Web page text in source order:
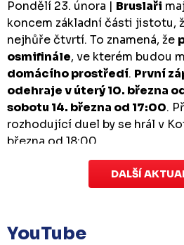
Pondělí 23. února | Bruslaři
koncem základní části jistotu,
nejhůře čtvrtí. To znamená, že
osmifinále, ve kterém budou
domácího prostředí. První
odehraje v úterý 10. března
sobotu 14. března od 17:00.
rozhodující duel by se hrál v
března od 18:00.
Zápas dorostu je odložen
které se mělo odehrát v pátek
DALŠÍ
YouTube